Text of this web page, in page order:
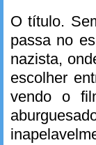
O título.
passa no
nazista,
escolher
vendo o